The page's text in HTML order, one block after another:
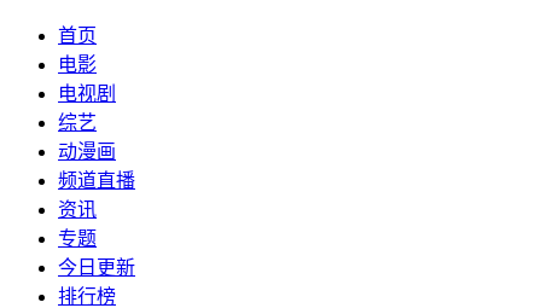
首页
电影
电视剧
综艺
动漫画
频道直播
资讯
专题
今日更新
排行榜